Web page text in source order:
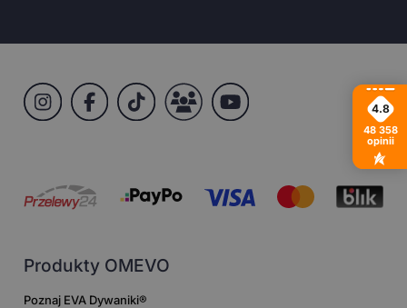
Produkty OMEVO
Poznaj EVA Dywaniki®
4.8
48 358
opinii